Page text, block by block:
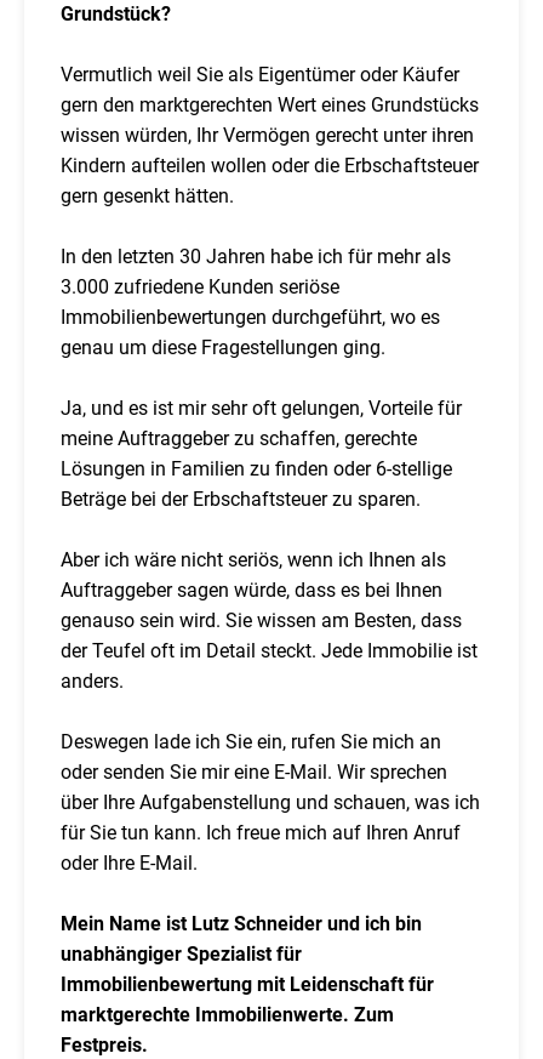
Grundstück?
Vermutlich weil Sie als Eigentümer oder Käufer
gern den marktgerechten Wert eines Grundstücks
wissen würden, Ihr Vermögen gerecht unter ihren
Kindern aufteilen wollen oder die Erbschaftsteuer
gern gesenkt hätten.
In den letzten 30 Jahren habe ich für mehr als
3.000 zufriedene Kunden seriöse
Immobilienbewertungen durchgeführt, wo es
genau um diese Fragestellungen ging.
Ja, und es ist mir sehr oft gelungen, Vorteile für
meine Auftraggeber zu schaffen, gerechte
Lösungen in Familien zu finden oder 6-stellige
Beträge bei der Erbschaftsteuer zu sparen.
Aber ich wäre nicht seriös, wenn ich Ihnen als
Auftraggeber sagen würde, dass es bei Ihnen
genauso sein wird. Sie wissen am Besten, dass
der Teufel oft im Detail steckt. Jede Immobilie ist
anders.
Deswegen lade ich Sie ein, rufen Sie mich an
oder senden Sie mir eine E-Mail. Wir sprechen
über Ihre Aufgabenstellung und schauen, was ich
für Sie tun kann. Ich freue mich auf Ihren Anruf
oder Ihre E-Mail.
Mein Name ist Lutz Schneider und ich bin
unabhängiger Spezialist für
Immobilienbewertung mit Leidenschaft für
marktgerechte Immobilienwerte. Zum
Festpreis.